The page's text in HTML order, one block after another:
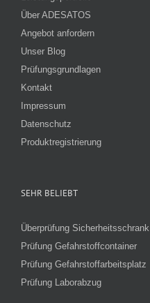
Über ADESATOS
Angebot anfordern
Unser Blog
Prüfungsgrundlagen
Kontakt
Impressum
Datenschutz
Produktregistrierung
SEHR BELIEBT
Überprüfung Sicherheitsschrank
Prüfung Gefahrstoffcontainer
Prüfung Gefahrstoffarbeitsplatz
Prüfung Laborabzug